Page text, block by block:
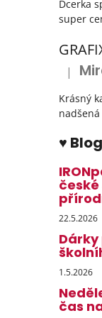
Dcerka
super
|
Krásný
♥
22.5.2026
1.5.2026
čas